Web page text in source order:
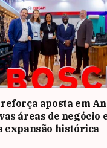
reforça aposta em
áreas de negócio
expansão histórica